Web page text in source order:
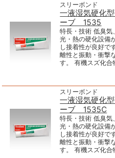
スリーボンド
一液湿気硬化
ーブ 1535
特長・技術 低臭気
光・熱の硬化設備
し接着性が良好で
離性と振動・衝撃
す。 有機スズ化合
スリーボンド
一液湿気硬化
ーブ 1535C
特長・技術 低臭気
光・熱の硬化設備
し接着性が良好で
離性と振動・衝撃
す。 有機スズ化合